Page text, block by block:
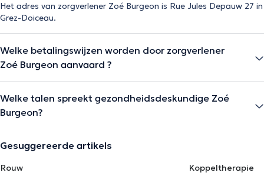
Het adres van zorgverlener Zoé Burgeon is Rue Jules Depauw 27 in
Grez-Doiceau.
Welke betalingswijzen worden door zorgverlener
Zoé Burgeon aanvaard ?
Welke talen spreekt gezondheidsdeskundige Zoé
Burgeon?
Gesuggereerde artikels
Rouw
Koppeltherapie